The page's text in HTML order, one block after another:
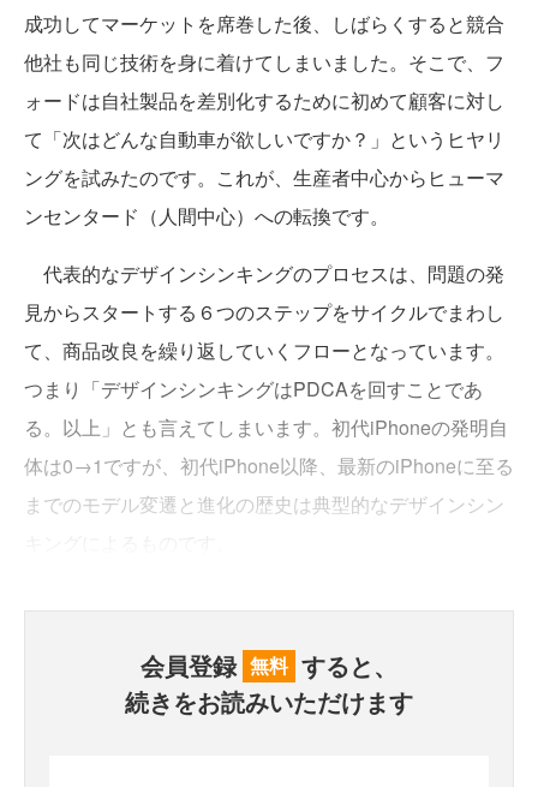
成功してマーケットを席巻した後、しばらくすると競合
他社も同じ技術を身に着けてしまいました。そこで、フ
ォードは自社製品を差別化するために初めて顧客に対し
て「次はどんな自動車が欲しいですか？」というヒヤリ
ングを試みたのです。これが、生産者中心からヒューマ
ンセンタード（人間中心）への転換です。
代表的なデザインシンキングのプロセスは、問題の発
見からスタートする６つのステップをサイクルでまわし
て、商品改良を繰り返していくフローとなっています。
つまり「デザインシンキングはPDCAを回すことであ
る。以上」とも言えてしまいます。初代iPhoneの発明自
体は0→1ですが、初代iPhone以降、最新のiPhoneに至る
までのモデル変遷と進化の歴史は典型的なデザインシン
会員登録 無料 すると、
続きをお読みいただけます